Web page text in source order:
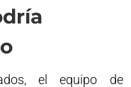
el equipo de